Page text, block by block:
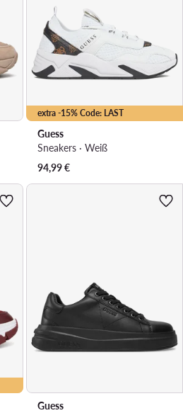
extra -15% Code: LAST
Guess
Sneakers · Weiß
94,99€
Guess